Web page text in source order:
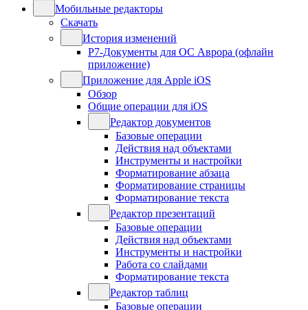
Мобильные редакторы
Скачать
История изменений
Р7-Документы для ОС Аврора (офлайн
приложение)
Приложение для Apple iOS
Обзор
Общие операции для iOS
Редактор документов
Базовые операции
Действия над объектами
Инструменты и настройки
Форматирование абзаца
Форматирование страницы
Форматирование текста
Редактор презентаций
Базовые операции
Действия над объектами
Инструменты и настройки
Работа со слайдами
Форматирование текста
Редактор таблиц
Базовые операции